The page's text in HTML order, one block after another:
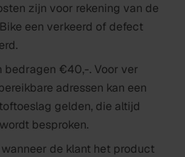
zijn voor rekening van de
een verkeerd of defect
bedragen €40,-. Voor ver
adressen kan een
gelden, die altijd
besproken.
wanneer de klant het product